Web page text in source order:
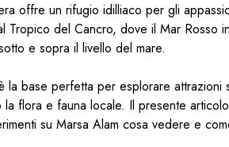
offre un rifugio idilliaco per gli
Tropico del Cancro, dove il Mar Rosso
e sopra il livello del mare.
la base perfetta per esplorare
flora e fauna locale. Il presente
su Marsa Alam cosa vedere e